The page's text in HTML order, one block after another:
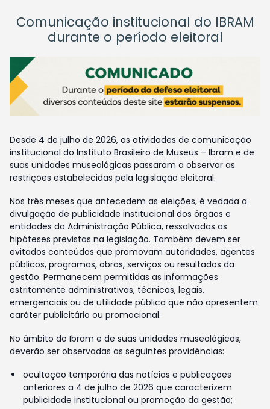
Comunicação institucional do IBRAM
durante o período eleitoral
Desde 4 de julho de 2026, as atividades de comunicação
institucional do Instituto Brasileiro de Museus – Ibram e de
suas unidades museológicas passaram a observar as
restrições estabelecidas pela legislação eleitoral.
Nos três meses que antecedem as eleições, é vedada a
divulgação de publicidade institucional dos órgãos e
entidades da Administração Pública, ressalvadas as
hipóteses previstas na legislação. Também devem ser
evitados conteúdos que promovam autoridades, agentes
públicos, programas, obras, serviços ou resultados da
gestão. Permanecem permitidas as informações
estritamente administrativas, técnicas, legais,
emergenciais ou de utilidade pública que não apresentem
caráter publicitário ou promocional.
No âmbito do Ibram e de suas unidades museológicas,
deverão ser observadas as seguintes providências:
ocultação temporária das notícias e publicações
anteriores a 4 de julho de 2026 que caracterizem
publicidade institucional ou promoção da gestão;